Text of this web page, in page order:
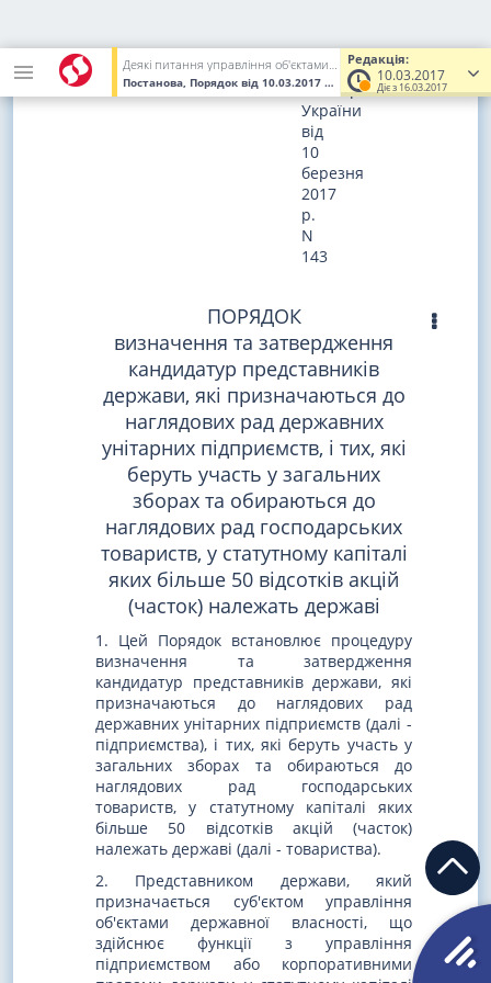
Редакція:
10.03.2017
Діє з 16.03.2017
Деякі питання управління об'єктами державної власності
Постанова, Порядок від 10.03.2017 № 143 (Увага! Попередня
постановою
Кабінету
Міністрів
України
від
10
березня
2017
р.
N
143
ПОРЯДОК
визначення та затвердження
кандидатур представників
держави, які призначаються до
наглядових рад державних
унітарних підприємств, і тих, які
беруть участь у загальних
зборах та обираються до
наглядових рад господарських
товариств, у статутному капіталі
яких більше 50 відсотків акцій
(часток) належать державі
1. Цей Порядок встановлює процедуру
визначення та затвердження
кандидатур представників держави, які
призначаються до наглядових рад
державних унітарних підприємств (далі -
підприємства), і тих, які беруть участь у
загальних зборах та обираються до
наглядових рад господарських
товариств, у статутному капіталі яких
більше 50 відсотків акцій (часток)
належать державі (далі - товариства).
2. Представником держави, який
призначається суб'єктом управління
об'єктами державної власності, що
здійснює функції з управління
підприємством або корпоративними